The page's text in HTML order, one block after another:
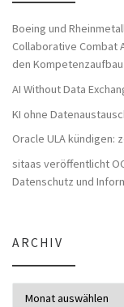
Boeing und
Collaborative Combat
den
AI Without Data
KI ohne
Oracle ULA
sitaas veröffentlicht
Datenschutz und
ARCHIV